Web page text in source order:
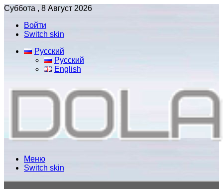
Суббота , 8 Август 2026
Войти
Switch skin
Русский
Русский
English
Меню
Switch skin